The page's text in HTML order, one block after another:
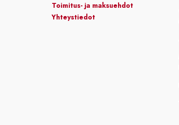
Toimitus- ja maksuehdot
Yhteystiedot